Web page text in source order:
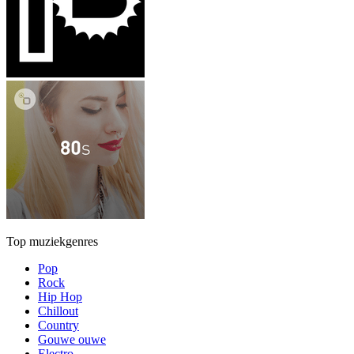
Top muziekgenres
Pop
Rock
Hip Hop
Chillout
Country
Gouwe ouwe